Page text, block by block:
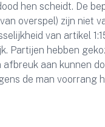
hen scheidt. De
overspel) zijn niet
van artikel
Partijen hebben
aan kunnen
de man voorrang